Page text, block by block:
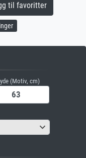
til favoritter
(Motiv, cm)